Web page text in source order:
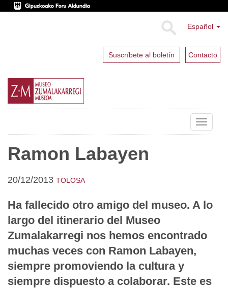
Español
Suscríbete al boletín Contacto
Toggle
Ramon Labayen
20/12/2013 TOLOSA
Ha fallecido otro amigo del museo. A lo
largo del itinerario del Museo
Zumalakarregi nos hemos encontrado
muchas veces con Ramon Labayen,
siempre promoviendo la cultura y
siempre dispuesto a colaborar. Este es